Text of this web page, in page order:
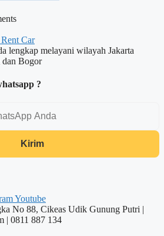
lengkap melayani wilayah Jakarta
dan Bogor
?
Kirim
Youtube
No 88, Cikeas Udik Gunung Putri |
| 0811 887 134